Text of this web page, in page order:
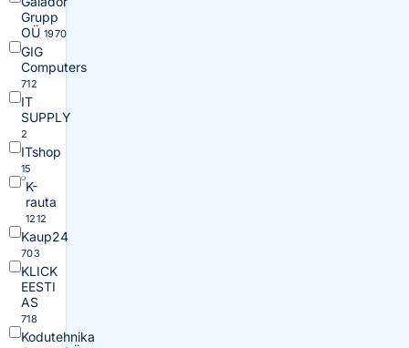
Grupp
OÜ 1970
GIG
Computers
712
IT
SUPPLY
2
ITshop
15
K-
rauta
1212
Kaup24
703
KLICK
EESTI
AS
718
Kodutehnika